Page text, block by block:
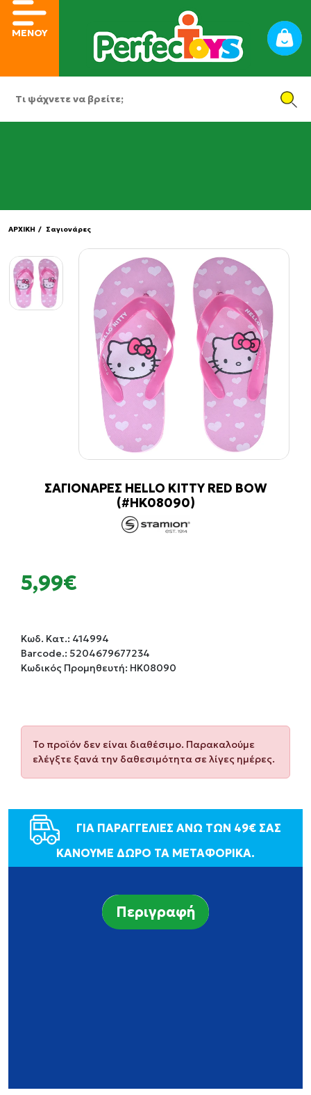
ΜΕΝΟΥ
ΑΡΧΙΚΗ / Σαγιονάρες
ΣΑΓΙΟΝΑΡΕΣ HELLO KITTY RED BOW
(#HK08090)
5,99€
Κωδ. Κατ.: 414994
Barcode.: 5204679677234
Κωδικός Προμηθευτή: HK08090
Το προϊόν δεν είναι διαθέσιμο. Παρακαλούμε
ελέγξτε ξανά την δαθεσιμότητα σε λίγες ημέρες.
ΓΙΑ ΠΑΡΑΓΓΕΛΙΕΣ ΑΝΩ ΤΩΝ 49€ ΣΑΣ
ΚΑΝΟΥΜΕ ΔΩΡΟ ΤΑ ΜΕΤΑΦΟΡΙΚΑ.
Περιγραφή